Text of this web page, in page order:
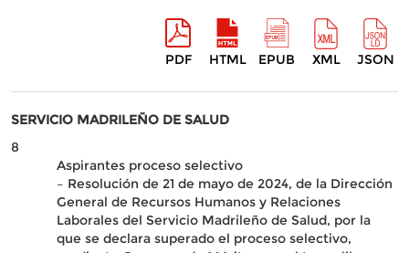
PDF HTML EPUB XML JSON
SERVICIO MADRILEÑO DE SALUD
8
Aspirantes proceso selectivo
– Resolución de 21 de mayo de 2024, de la Dirección
General de Recursos Humanos y Relaciones
Laborales del Servicio Madrileño de Salud, por la
que se declara superado el proceso selectivo,